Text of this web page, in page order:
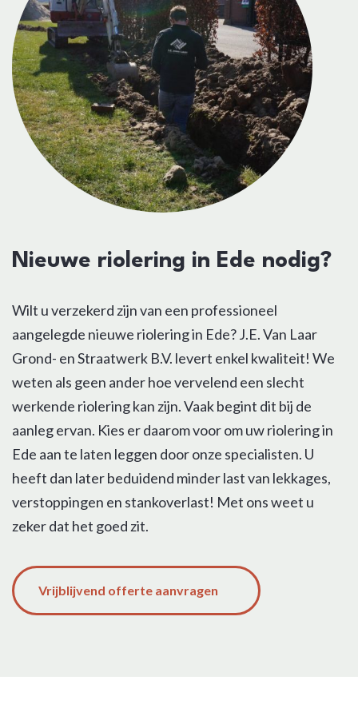
Nieuwe riolering in Ede nodig?
Wilt u verzekerd zijn van een professioneel
aangelegde nieuwe riolering in Ede? J.E. Van Laar
Grond- en Straatwerk B.V. levert enkel kwaliteit! We
weten als geen ander hoe vervelend een slecht
werkende riolering kan zijn. Vaak begint dit bij de
aanleg ervan. Kies er daarom voor om uw riolering in
Ede aan te laten leggen door onze specialisten. U
heeft dan later beduidend minder last van lekkages,
verstoppingen en stankoverlast! Met ons weet u
zeker dat het goed zit.
Vrijblijvend offerte aanvragen